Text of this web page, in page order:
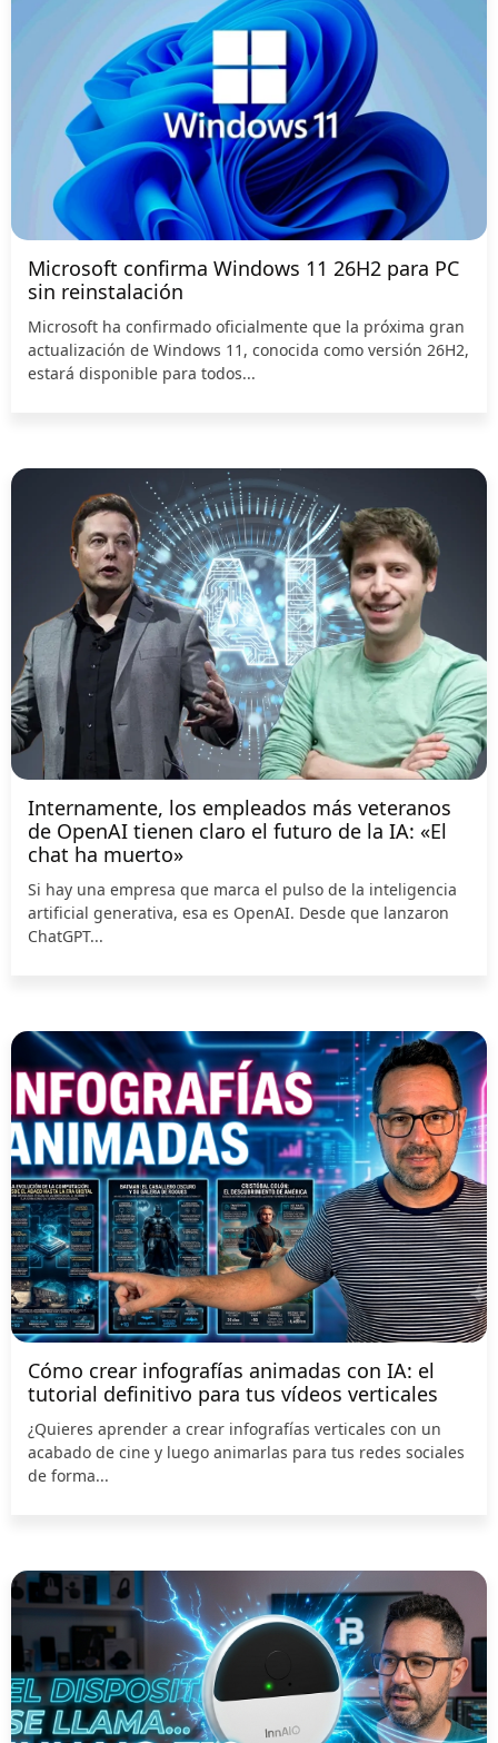
Microsoft confirma Windows 11 26H2 para PC
sin reinstalación
Microsoft ha confirmado oficialmente que la próxima gran
actualización de Windows 11, conocida como versión 26H2,
estará disponible para todos...
Internamente, los empleados más veteranos
de OpenAI tienen claro el futuro de la IA: «El
chat ha muerto»
Si hay una empresa que marca el pulso de la inteligencia
artificial generativa, esa es OpenAI. Desde que lanzaron
ChatGPT...
Cómo crear infografías animadas con IA: el
tutorial definitivo para tus vídeos verticales
¿Quieres aprender a crear infografías verticales con un
acabado de cine y luego animarlas para tus redes sociales
de forma...